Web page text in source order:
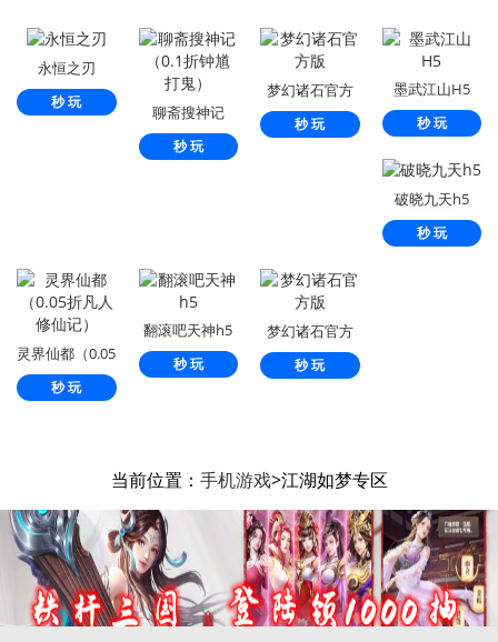
永恒之刃
秒 玩
聊斋搜神记
（0.1折钟馗打
鬼）
秒 玩
梦幻诸石官方
版
秒 玩
墨武江山H5
秒 玩
破晓九天h5
秒 玩
灵界仙都（0.05
折凡人修仙
记）
秒 玩
翻滚吧天神h5
秒 玩
梦幻诸石官方
版
秒 玩
当前位置： 手机游戏>江湖如梦专区